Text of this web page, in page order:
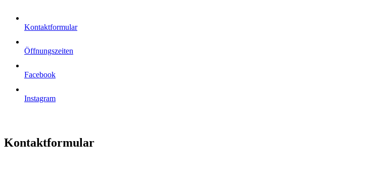
Kontaktformular
Öffnungszeiten
Facebook
Instagram
Kontaktformular